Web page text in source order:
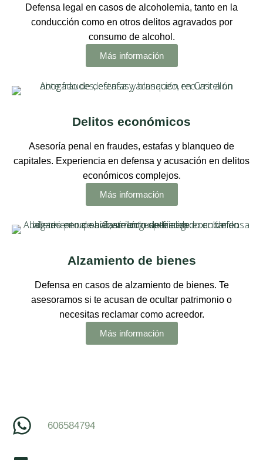
Defensa legal en casos de alcoholemia, tanto en la
conducción como en otros delitos agravados por
consumo de alcohol.
Más información
Delitos económicos
Asesoría penal en fraudes, estafas y blanqueo de
capitales. Experiencia en defensa y acusación en delitos
económicos complejos.
Más información
Alzamiento de bienes
Defensa en casos de alzamiento de bienes. Te
asesoramos si te acusan de ocultar patrimonio o
necesitas reclamar como acreedor.
Más información
606584794